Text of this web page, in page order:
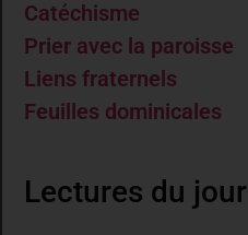
Catéchisme
Prier avec la paroisse
Liens fraternels
Feuilles dominicales
Lectures du jour